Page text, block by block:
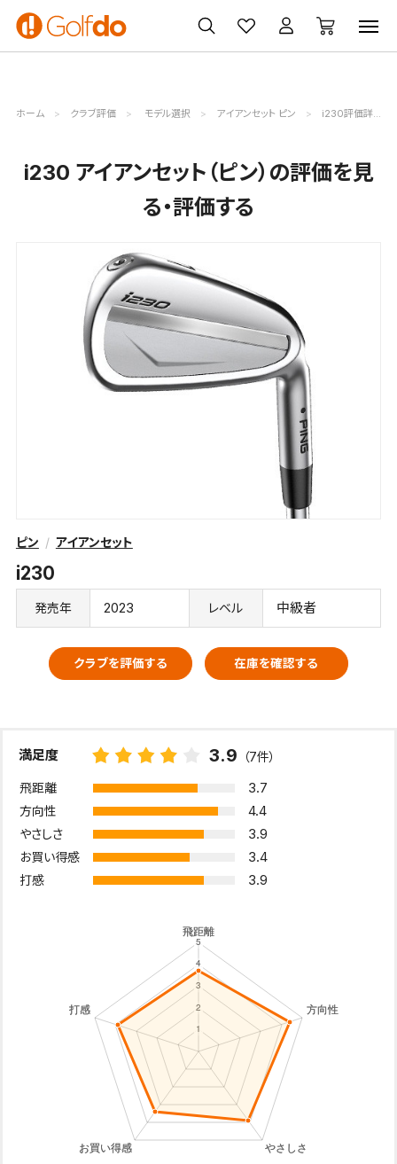
ゴルフ
クラブ
ゴルフ用品
買取
無料査定
クーポン
一覧
ホーム クラブ評価 モデル選択 アイアンセット ピン i230評価詳細
i230 アイアンセット（ピン）の評価を見
る・評価する
ピン アイアンセット
i230
発売年 2023 レベル 中級者
クラブを評価する 在庫を確認する
満足度 3.9 （7件）
飛距離 3.7
方向性 4.4
やさしさ 3.9
お買い得感 3.4
打感 3.9